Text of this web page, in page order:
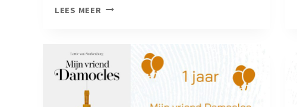
LEES MEER INTERVIEW
DAMOCLES